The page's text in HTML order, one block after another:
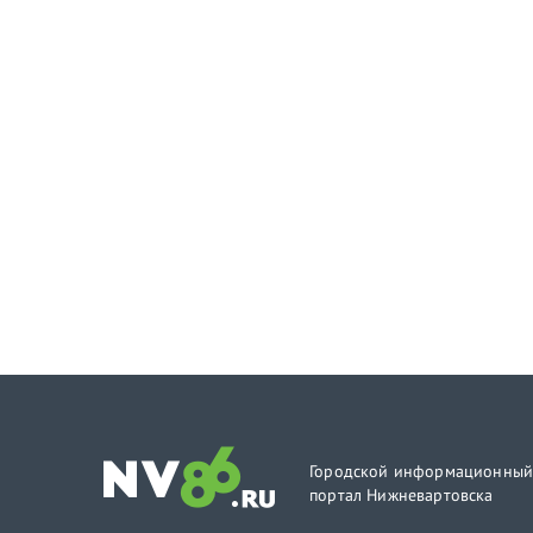
Городской информационный
портал Нижневартовска